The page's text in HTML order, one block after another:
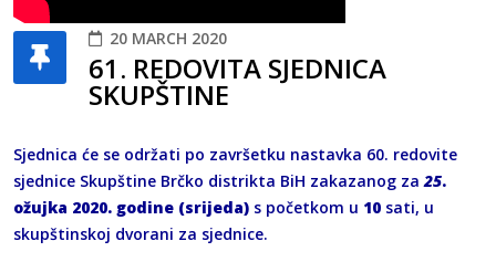
20 MARCH 2020
61. REDOVITA SJEDNICA
SKUPŠTINE
Sjednica će se održati po završetku nastavka 60. redovite
sjednice Skupštine Brčko distrikta BiH zakazanog za 25.
ožujka 2020. godine (srijeda) s početkom u 10 sati, u
skupštinskoj dvorani za sjednice.